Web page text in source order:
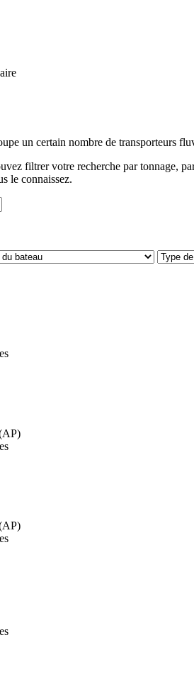
un certain nombre de transporteurs
filtrer votre recherche par tonnage,
le connaissez.